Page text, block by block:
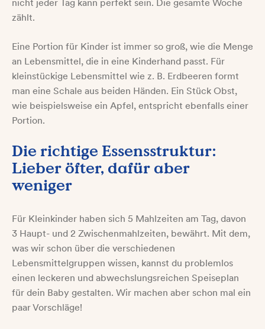
nicht jeder Tag kann perfekt sein. Die gesamte Woche
zählt.
Eine Portion für Kinder ist immer so groß, wie die Menge
an Lebensmittel, die in eine Kinderhand passt. Für
kleinstückige Lebensmittel wie z. B. Erdbeeren formt
man eine Schale aus beiden Händen. Ein Stück Obst,
wie beispielsweise ein Apfel, entspricht ebenfalls einer
Portion.
Die richtige Essensstruktur:
Lieber öfter, dafür aber
weniger
Für Kleinkinder haben sich 5 Mahlzeiten am Tag, davon
3 Haupt- und 2 Zwischenmahlzeiten, bewährt. Mit dem,
was wir schon über die verschiedenen
Lebensmittelgruppen wissen, kannst du problemlos
einen leckeren und abwechslungsreichen Speiseplan
für dein Baby gestalten. Wir machen aber schon mal ein
paar Vorschläge!